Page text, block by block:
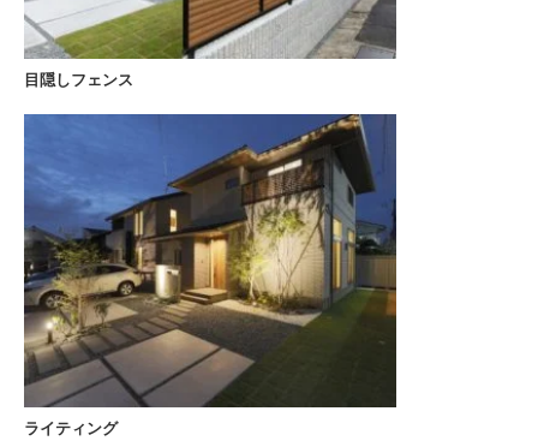
目隠しフェンス
ライティング